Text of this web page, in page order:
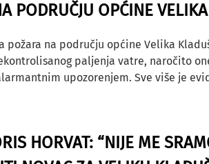
PODRUČJU OPĆINE
požara na području općine Velika
paljenja vatre, naročito
upozorenjem. Sve više je
HORVAT: “NIJE ME